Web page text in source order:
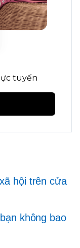
tuyến
hội trên cửa
không bao